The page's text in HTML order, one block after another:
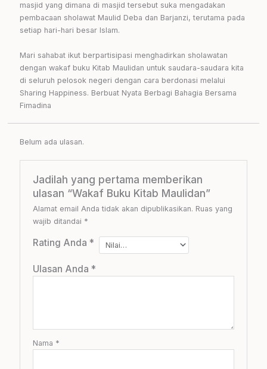
masjid yang dimana di masjid tersebut suka mengadakan
pembacaan sholawat Maulid Deba dan Barjanzi, terutama pada
setiap hari-hari besar Islam.
Mari sahabat ikut berpartisipasi menghadirkan sholawatan
dengan wakaf buku Kitab Maulidan untuk saudara-saudara kita
di seluruh pelosok negeri dengan cara berdonasi melalui
Sharing Happiness. Berbuat Nyata Berbagi Bahagia Bersama
Fimadina
Belum ada ulasan.
Jadilah yang pertama memberikan
ulasan “Wakaf Buku Kitab Maulidan”
Alamat email Anda tidak akan dipublikasikan. Ruas yang
wajib ditandai *
Rating Anda*
Ulasan Anda*
Nama *